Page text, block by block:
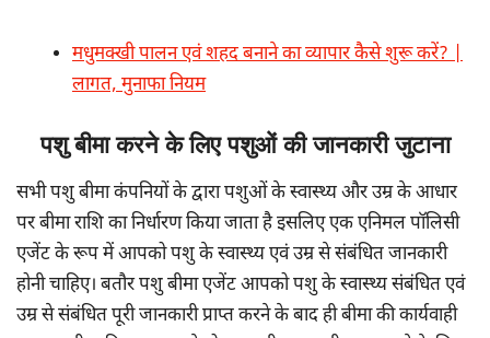
मधुमक्खी पालन एवं शहद बनाने का व्यापार कैसे शुरू करें? |
लागत, मुनाफा नियम
पशु बीमा करने के लिए पशुओं की जानकारी जुटाना
सभी पशु बीमा कंपनियों के द्वारा पशुओं के स्वास्थ्य और उम्र के आधार
पर बीमा राशि का निर्धारण किया जाता है इसलिए एक एनिमल पॉलिसी
एजेंट के रूप में आपको पशु के स्वास्थ्य एवं उम्र से संबंधित जानकारी
होनी चाहिए। बतौर पशु बीमा एजेंट आपको पशु के स्वास्थ्य संबंधित एवं
उम्र से संबंधित पूरी जानकारी प्राप्त करने के बाद ही बीमा की कार्यवाही